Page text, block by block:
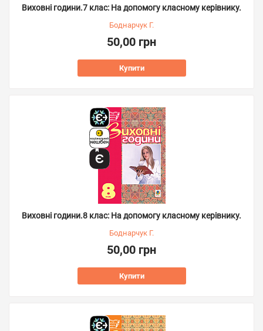
Виховні години.7 клас: На допомогу класному керівнику.
Боднарчук Г.
50,00 грн
Купити
Виховні години.8 клас: На допомогу класному керівнику.
Боднарчук Г.
50,00 грн
Купити